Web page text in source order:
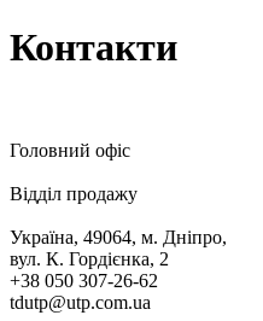
Контакти
Головний офіс
Відділ продажу
Україна, 49064, м. Дніпро,
вул. К. Гордієнка, 2
+38 050 307-26-62
tdutp@utp.com.ua